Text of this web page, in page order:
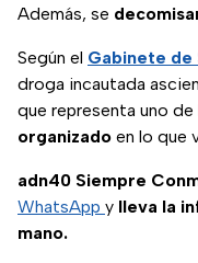
Además, se
Según el Gabinete de
droga incautada
que representa uno de
organizado en lo que
adn40 Siempre
WhatsApp y lleva la
mano.